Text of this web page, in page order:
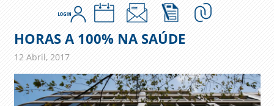
HORAS A 100% NA SAÚDE
12 Abril, 2017admin
Comunicados